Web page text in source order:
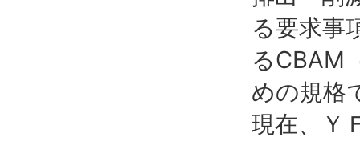
る要求事
るCBAM
めの規格
現在、Ｙ